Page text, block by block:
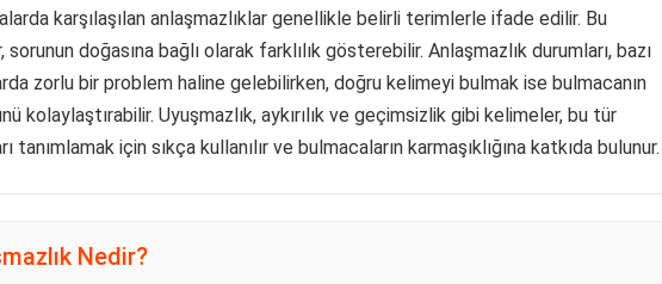
karşılaşılan anlaşmazlıklar genellikle belirli terimlerle ifade edilir. Bu
sorunun doğasına bağlı olarak farklılık gösterebilir. Anlaşmazlık durumları, bazı
zorlu bir problem haline gelebilirken, doğru kelimeyi bulmak ise bulmacanın
kolaylaştırabilir. Uyuşmazlık, aykırılık ve geçimsizlik gibi kelimeler, bu tür
tanımlamak için sıkça kullanılır ve bulmacaların karmaşıklığına katkıda bulunur.
Nedir?